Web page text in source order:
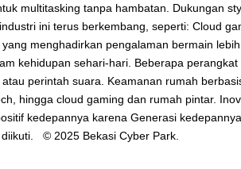
multitasking tanpa hambatan. Dukungan
ini terus berkembang, seperti: Cloud
menghadirkan pengalaman bermain
kehidupan sehari-hari. Beberapa
perintah suara. Keamanan rumah
hingga cloud gaming dan rumah pintar.
kedepannya karena Generasi
© 2025 Bekasi Cyber Park.